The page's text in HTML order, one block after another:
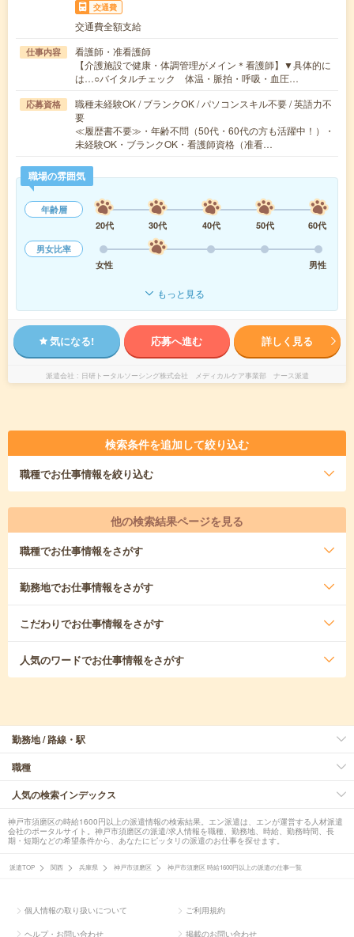
交通費
交通費全額支給
仕事内容
看護師・准看護師
【介護施設で健康・体調管理がメイン＊看護師】▼具体的に
は…○バイタルチェック 体温・脈拍・呼吸・血圧…
応募資格
職種未経験OK / ブランクOK / パソコンスキル不要 / 英語力不
要
≪履歴書不要≫・年齢不問（50代・60代の方も活躍中！）・
未経験OK・ブランクOK・看護師資格（准看…
職場の雰囲気
年齢層
20代
30代 40代 50代
60代
男女比率
女性
男性
もっと見る
気になる! 応募へ進む 詳しく見る
派遣会社 日研トータルソーシング株式会社 メディカルケア事業部 ナース派遣
検索条件を追加して絞り込む
職種でお仕事情報を絞り込む
他の検索結果ページを見る
職種でお仕事情報をさがす
勤務地でお仕事情報をさがす
こだわりでお仕事情報をさがす
人気のワードでお仕事情報をさがす
勤務地 / 路線・駅
職種
人気の検索インデックス
神戸市須磨区の時給1600円以上の派遣情報の検索結果。エン派遣は、エンが運営する人材派遣
会社のポータルサイト。神戸市須磨区の派遣/求人情報を職種、勤務地、時給、勤務時間、長
期・短期などの希望条件から、あなたにピッタリの派遣のお仕事を探せます。
派遣TOP 関西 兵庫県 神戸市須磨区 神戸市須磨区 時給1600円以上の派遣の仕事一覧
個人情報の取り扱いについて ご利用規約
ヘルプ・お問い合わせ 掲載のお問い合わせ